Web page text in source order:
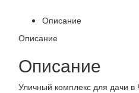
Описание
Описание
Описание
Уличный комплекс для дачи в